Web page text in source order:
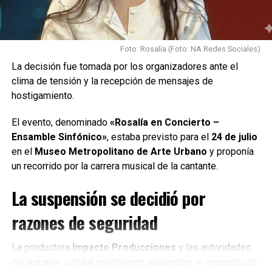
ningún proyecto concreto.
Las invité a sumarse y
empezamos a trabajar sin
imaginar que nuestra
canción sería la elegida»,
recordó.
La cantante destacó además el fuerte vínculo de la
canción con Santa Fe.
«Esta tierra te vuelve
invencible», dice uno de los
versos que más la
identifica y que refleja el
Foto: Rosalía (Foto: NA Redes Sociales)
La decisión fue tomada por los organizadores ante el
clima de tensión y la recepción de mensajes de
hostigamiento.
El evento, denominado «Rosalía en Concierto –
Ensamble Sinfónico», estaba previsto para el 24 de julio
en el Museo Metropolitano de Arte Urbano y proponía
un recorrido por la carrera musical de la cantante.
La suspensión se decidió por
razones de seguridad
La productora Impacto Producciones y las autoridades